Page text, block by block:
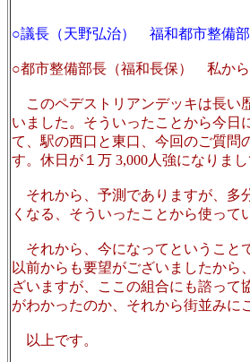
○議長（天野弘治） 福和都市整備部
○都市整備部長（福和長保） 私か
このペデストリアンデッキは長い
いました。そういったことから今日
て、駅の西口と東口、今回のご質問
す。休日が１万 3,000人強になりま
それから、予測でありますが、多
くなる、そういったことから使っ
それから、今になってということ
以前からも要望がございましたか
ざいますが、ここの組合にも諮っ
がわかったのか、それから街並みに
以上です。